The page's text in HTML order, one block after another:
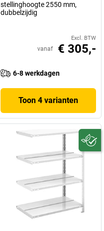
stellinghoogte 2550 mm,
dubbelzijdig
Excl. BTW
vanaf € 305,-
6-8 werkdagen
Toon 4 varianten